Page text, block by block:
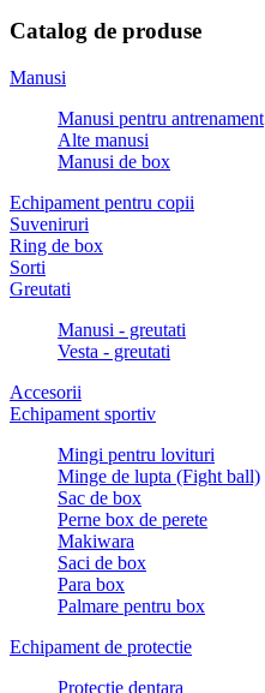
Catalog de produse
Manusi
Manusi pentru antrenament
Alte manusi
Manusi de box
Echipament pentru copii
Suveniruri
Ring de box
Sorti
Greutati
Manusi - greutati
Vesta - greutati
Accesorii
Echipament sportiv
Mingi pentru lovituri
Minge de lupta (Fight ball)
Sac de box
Perne box de perete
Makiwara
Saci de box
Para box
Palmare pentru box
Echipament de protectie
Protectie dentara